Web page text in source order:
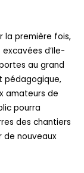
la première fois,
d’Ile-
au grand
pédagogique,
amateurs de
pourra
des chantiers
de nouveaux